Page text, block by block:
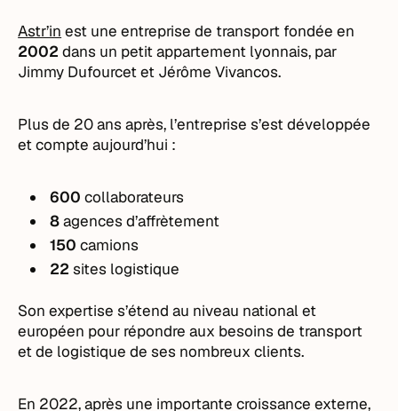
Astr’in est une entreprise de transport fondée en
2002 dans un petit appartement lyonnais, par
Jimmy Dufourcet et Jérôme Vivancos.
Plus de 20 ans après, l’entreprise s’est développée
et compte aujourd’hui :
600 collaborateurs
8agences d’affrètement
150 camions
22 sites logistique
Son expertise s’étend au niveau national et
européen pour répondre aux besoins de transport
et de logistique de ses nombreux clients.
En 2022, après une importante croissance externe,